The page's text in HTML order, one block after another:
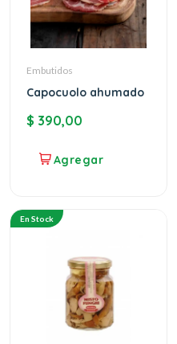
Embutidos
Capocuolo ahumado
$ 390,00
En Stock